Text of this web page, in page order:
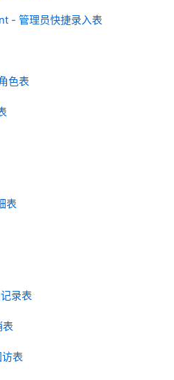
- 管理员快捷录入表
色表
表
录表
表